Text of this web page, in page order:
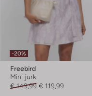
-20%
Freebird
Mini jurk
€ 149,99 € 119,99